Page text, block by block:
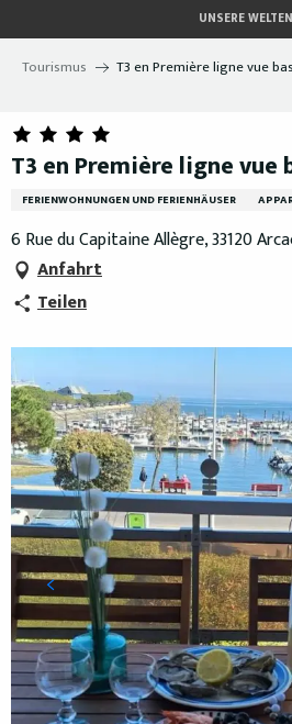
au
contenu
UNSERE WELTEN
Tourismus T3 en Première ligne vue
T3 en Première ligne vue
FERIENWOHNUNGEN UND FERIENHÄUSER
6 Rue du Capitaine Allègre, 33120
Anfahrt
Teilen